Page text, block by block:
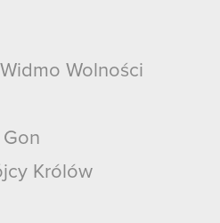
Wolności
Królów